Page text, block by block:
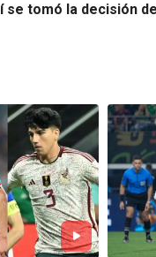
se tomó la decisión